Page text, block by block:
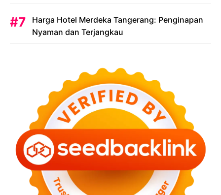
Harga Hotel Merdeka Tangerang: Penginapan
Nyaman dan Terjangkau